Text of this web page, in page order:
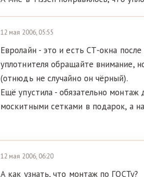
12 мая 2006, 05:55
Евролайн - это и есть СТ-окна
уплотнителя обращайте внимание,
(отнюдь не случайно он чёрный).
Ещё упустила - обязательно
москитными сетками в подарок, а
12 мая 2006, 06:20
А как узнать, что монтаж по ГОСТу?